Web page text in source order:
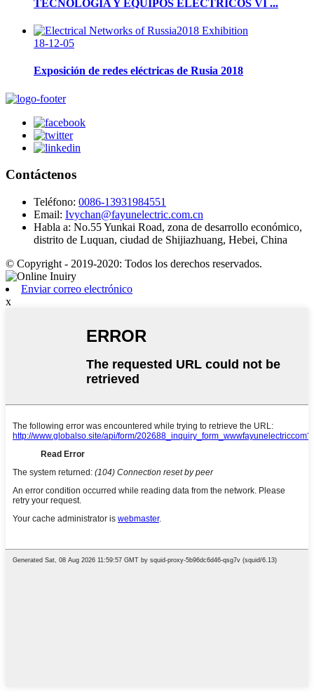
TECNOLOGÍA Y EQUIPOS ELÉCTRICOS VI ...
18-12-05
Exposición de redes eléctricas de Rusia 2018
Contáctenos
Teléfono: 0086-13931984551
Email: Ivychan@fayunelectric.com.cn
Habla a: No.55 Yunkai Road, zona de desarrollo económico,
distrito de Luquan, ciudad de Shijiazhuang, Hebei, China
© Copyright - 2019-2020: Todos los derechos reservados.
Enviar correo electrónico
x